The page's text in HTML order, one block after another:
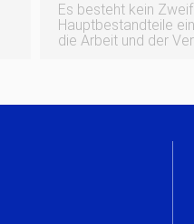
Es besteht kein
Hauptbestandteile
die Arbeit und der